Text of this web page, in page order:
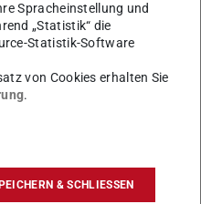
für Studierende und
Spracheinstellung und
„Statistik“ die
Statistik-Software
von Cookies erhalten Sie
.
& SCHLIESSEN